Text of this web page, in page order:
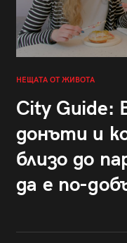
НЕЩАТА ОТ ЖИВОТА
City Guide:
донъти и
близо до
да е по-